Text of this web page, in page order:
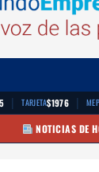
| TARJETA$1976 | MEP
NOTICIAS DE